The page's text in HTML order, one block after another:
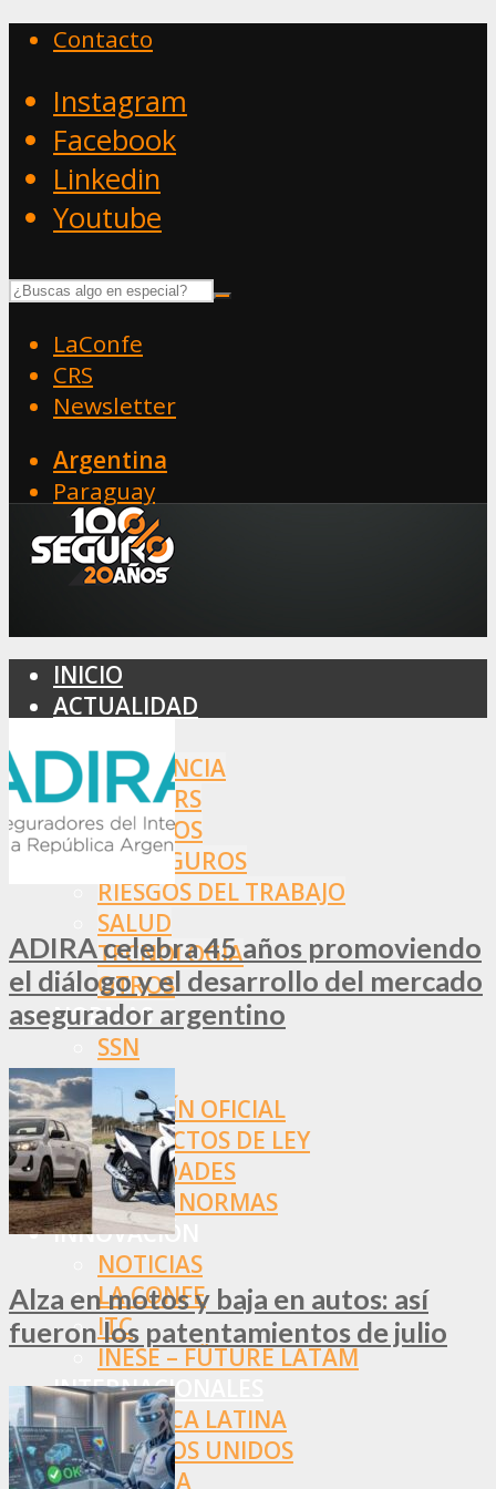
Contacto
Instagram
Facebook
Linkedin
Youtube
LaConfe
CRS
Newsletter
Argentina
Paraguay
INICIO
ACTUALIDAD
ASISTENCIA
BROKERS
SEGUROS
REASEGUROS
RIESGOS DEL TRABAJO
SALUD
TECNOLOGÍA
OTROS
NORMAS
SSN
SRT
BOLETÍN OFICIAL
PROYECTOS DE LEY
SOCIEDADES
OTRAS NORMAS
INNOVACIÓN
NOTICIAS
LA CONFE
ITC
INESE – FÜTURE LATAM
INTERNACIONALES
AMÉRICA LATINA
ESTADOS UNIDOS
EUROPA
ADIRA celebra 45 años promoviendo
el diálogo y el desarrollo del mercado
asegurador argentino
Alza en motos y baja en autos: así
fueron los patentamientos de julio